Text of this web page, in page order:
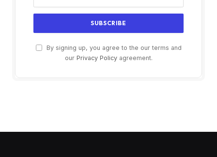
By signing up, you agree to the our terms and
our Privacy Policyagreement.